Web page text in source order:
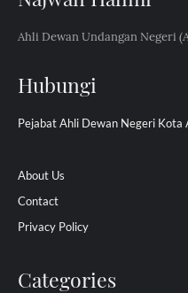
Ahli Dewan Undangan Negeri
Hubungi
Pejabat Ahli Dewan Negeri Kota
About Us
Contact
Privacy Policy
Categories